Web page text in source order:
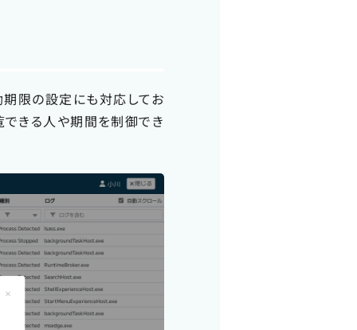
限の設定にも対応してお
きる人や期間を制御でき